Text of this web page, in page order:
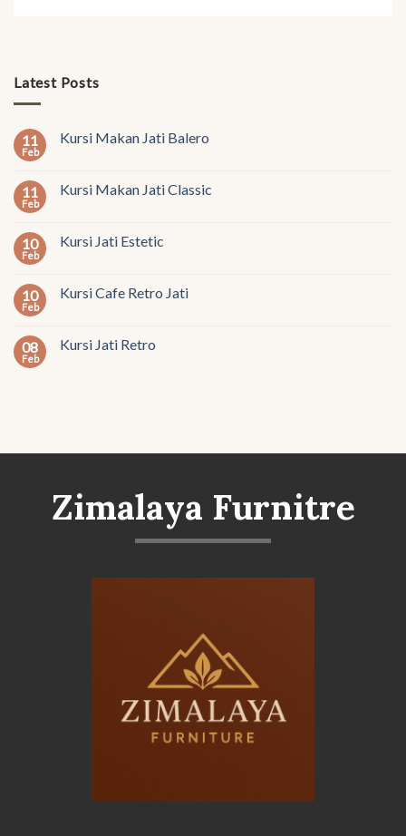
Latest Posts
11
Feb
Kursi Makan Jati Balero
11
Feb
Kursi Makan Jati Classic
10
Feb
Kursi Jati Estetic
10
Feb
Kursi Cafe Retro Jati
08
Feb
Kursi Jati Retro
Zimalaya Furnitre